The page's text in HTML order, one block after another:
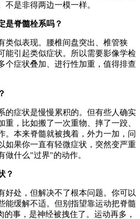
不是非得两边一模一样。
是脊髓栓系吗？
似表现。腰椎间盘突出、椎管狭
能引起类似症状。所以需要影像学检
个症状叠加、进行性加重，值得排查
症状是慢慢累积的。但有些人确实
重，比如搬了一次重物、摔了一跤、
。本来脊髓就被拽着，外力一加，问
如果你一直有轻微症状，突然变严重
做什么"过界"的动作。
？
处，但解决不了根本问题。你可以
能缓解不适。但别指望靠运动把脊髓
事，是神经被拽住了。运动再多，